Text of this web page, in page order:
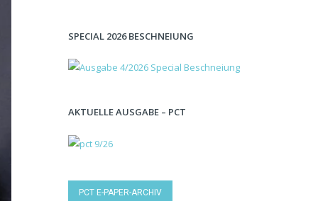
SPECIAL 2026 BESCHNEIUNG
AKTUELLE AUSGABE – PCT
PCT E-PAPER-ARCHIV